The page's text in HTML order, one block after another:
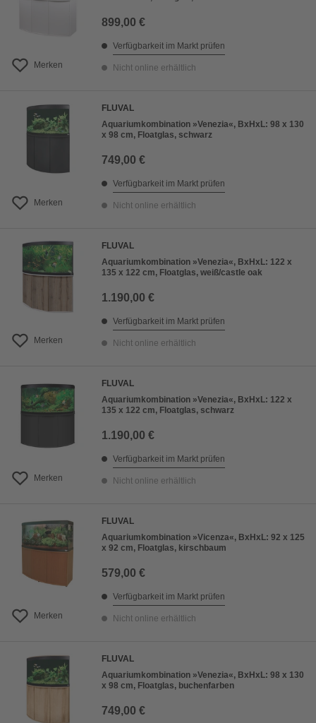
Merken
899,00 €
Verfügbarkeit im Markt prüfen
Nicht online erhältlich
Merken
FLUVAL
Aquariumkombination »Venezia«, BxHxL: 98 x 130
x 98 cm, Floatglas, schwarz
749,00 €
Verfügbarkeit im Markt prüfen
Nicht online erhältlich
Merken
FLUVAL
Aquariumkombination »Venezia«, BxHxL: 122 x
135 x 122 cm, Floatglas, weiß/castle oak
1.190,00 €
Verfügbarkeit im Markt prüfen
Nicht online erhältlich
Merken
FLUVAL
Aquariumkombination »Venezia«, BxHxL: 122 x
135 x 122 cm, Floatglas, schwarz
1.190,00 €
Verfügbarkeit im Markt prüfen
Nicht online erhältlich
Merken
FLUVAL
Aquariumkombination »Vicenza«, BxHxL: 92 x 125
x 92 cm, Floatglas, kirschbaum
579,00 €
Verfügbarkeit im Markt prüfen
Nicht online erhältlich
FLUVAL
Aquariumkombination »Venezia«, BxHxL: 98 x 130
x 98 cm, Floatglas, buchenfarben
749,00 €